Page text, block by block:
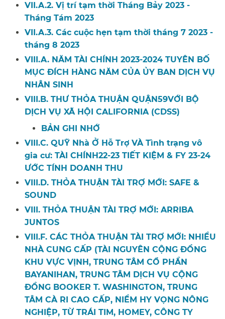
VII.A.2. Vị trí tạm thời Tháng Bảy 2023 -
Tháng Tám 2023​​
VII.A.3. Các cuộc hẹn tạm thời tháng 7 2023 -
tháng 8 2023​​
VIII.A. NĂM TÀI CHÍNH 2023-2024 TUYÊN BỐ
MỤC ĐÍCH HÀNG NĂM CỦA ỦY BAN DỊCH VỤ
NHÂN SINH
VIII.B. THƯ THỎA THUẬN QUẬN59VỚI BỘ
DỊCH VỤ XÃ HỘI CALIFORNIA (CDSS)
BẢN GHI NHỚ​​
VIII.C. QUỸ Nhà Ở Hỗ Trợ VÀ Tình trạng vô
gia cư: TÀI CHÍNH22-23 TIẾT KIỆM & FY 23-24
ƯỚC TÍNH DOANH THU
VIII.D. THỎA THUẬN TÀI TRỢ MỚI: SAFE &
SOUND​​
VIII. THỎA THUẬN TÀI TRỢ MỚI: ARRIBA
JUNTOS​​
VIII.F. CÁC THỎA THUẬN TÀI TRỢ MỚI: NHIỀU
NHÀ CUNG CẤP (TÀI NGUYÊN CỘNG ĐỒNG
KHU VỰC VỊNH, TRUNG TÂM CỔ PHẦN
BAYANIHAN, TRUNG TÂM DỊCH VỤ CỘNG
ĐỒNG BOOKER T. WASHINGTON, TRUNG
TÂM CÀ RI CAO CẤP, NIỀM HY VỌNG NÔNG
NGHIỆP, TỪ TRÁI TIM, HOMEY, CÔNG TY